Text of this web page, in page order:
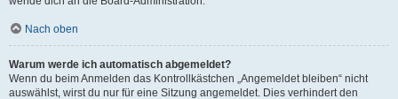
Nach oben
Warum werde ich automatisch abgemeldet?
Wenn du beim Anmelden das Kontrollkästchen „Angemeldet bleiben“ nicht
auswählst, wirst du nur für eine Sitzung angemeldet. Dies verhindert den